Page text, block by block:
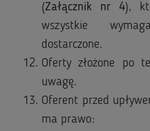
(Załącznik nr 4),
wszystkie
dostarczone.
Oferty złożone po
uwagę.
Oferent przed
ma prawo: